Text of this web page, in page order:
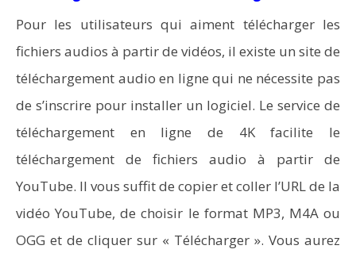
Pour les utilisateurs qui aiment télécharger les
fichiers audios à partir de vidéos, il existe un site de
téléchargement audio en ligne qui ne nécessite pas
de s’inscrire pour installer un logiciel. Le service de
téléchargement en ligne de 4K facilite le
téléchargement de fichiers audio à partir de
YouTube. Il vous suffit de copier et coller l’URL de la
vidéo YouTube, de choisir le format MP3, M4A ou
OGG et de cliquer sur « Télécharger ». Vous aurez